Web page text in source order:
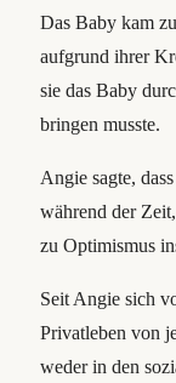
Das Baby kam
aufgrund ihrer
sie das Baby
bringen musste.
Angie sagte,
während der
zu Optimismus
Seit Angie sich
Privatleben von
weder in den